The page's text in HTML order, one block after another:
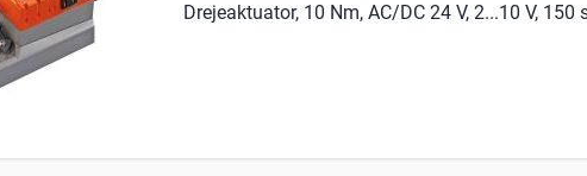
Drejeaktuator, 10 Nm, AC/DC 24 V, 2...10 V, 150